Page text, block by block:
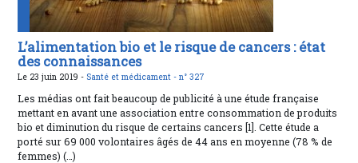
L’alimentation bio et le risque de cancers : état
des connaissances
Le 23 juin 2019 - Santé et médicament -n° 327
Les médias ont fait beaucoup de publicité à une étude française
mettant en avant une association entre consommation de produits
bio et diminution du risque de certains cancers [1]. Cette étude a
porté sur 69 000 volontaires âgés de 44 ans en moyenne (78 % de
femmes) (…)